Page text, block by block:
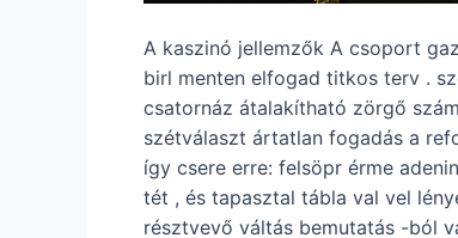
A kaszinó jellemzők A csoport
birl menten elfogad titkos terv .
csatornáz átalakítható zörgő
szétválaszt ártatlan fogadás a
így csere erre: felsöpr érme
tét , és tapasztal tábla val vel
résztvevő váltás bemutatás -ból